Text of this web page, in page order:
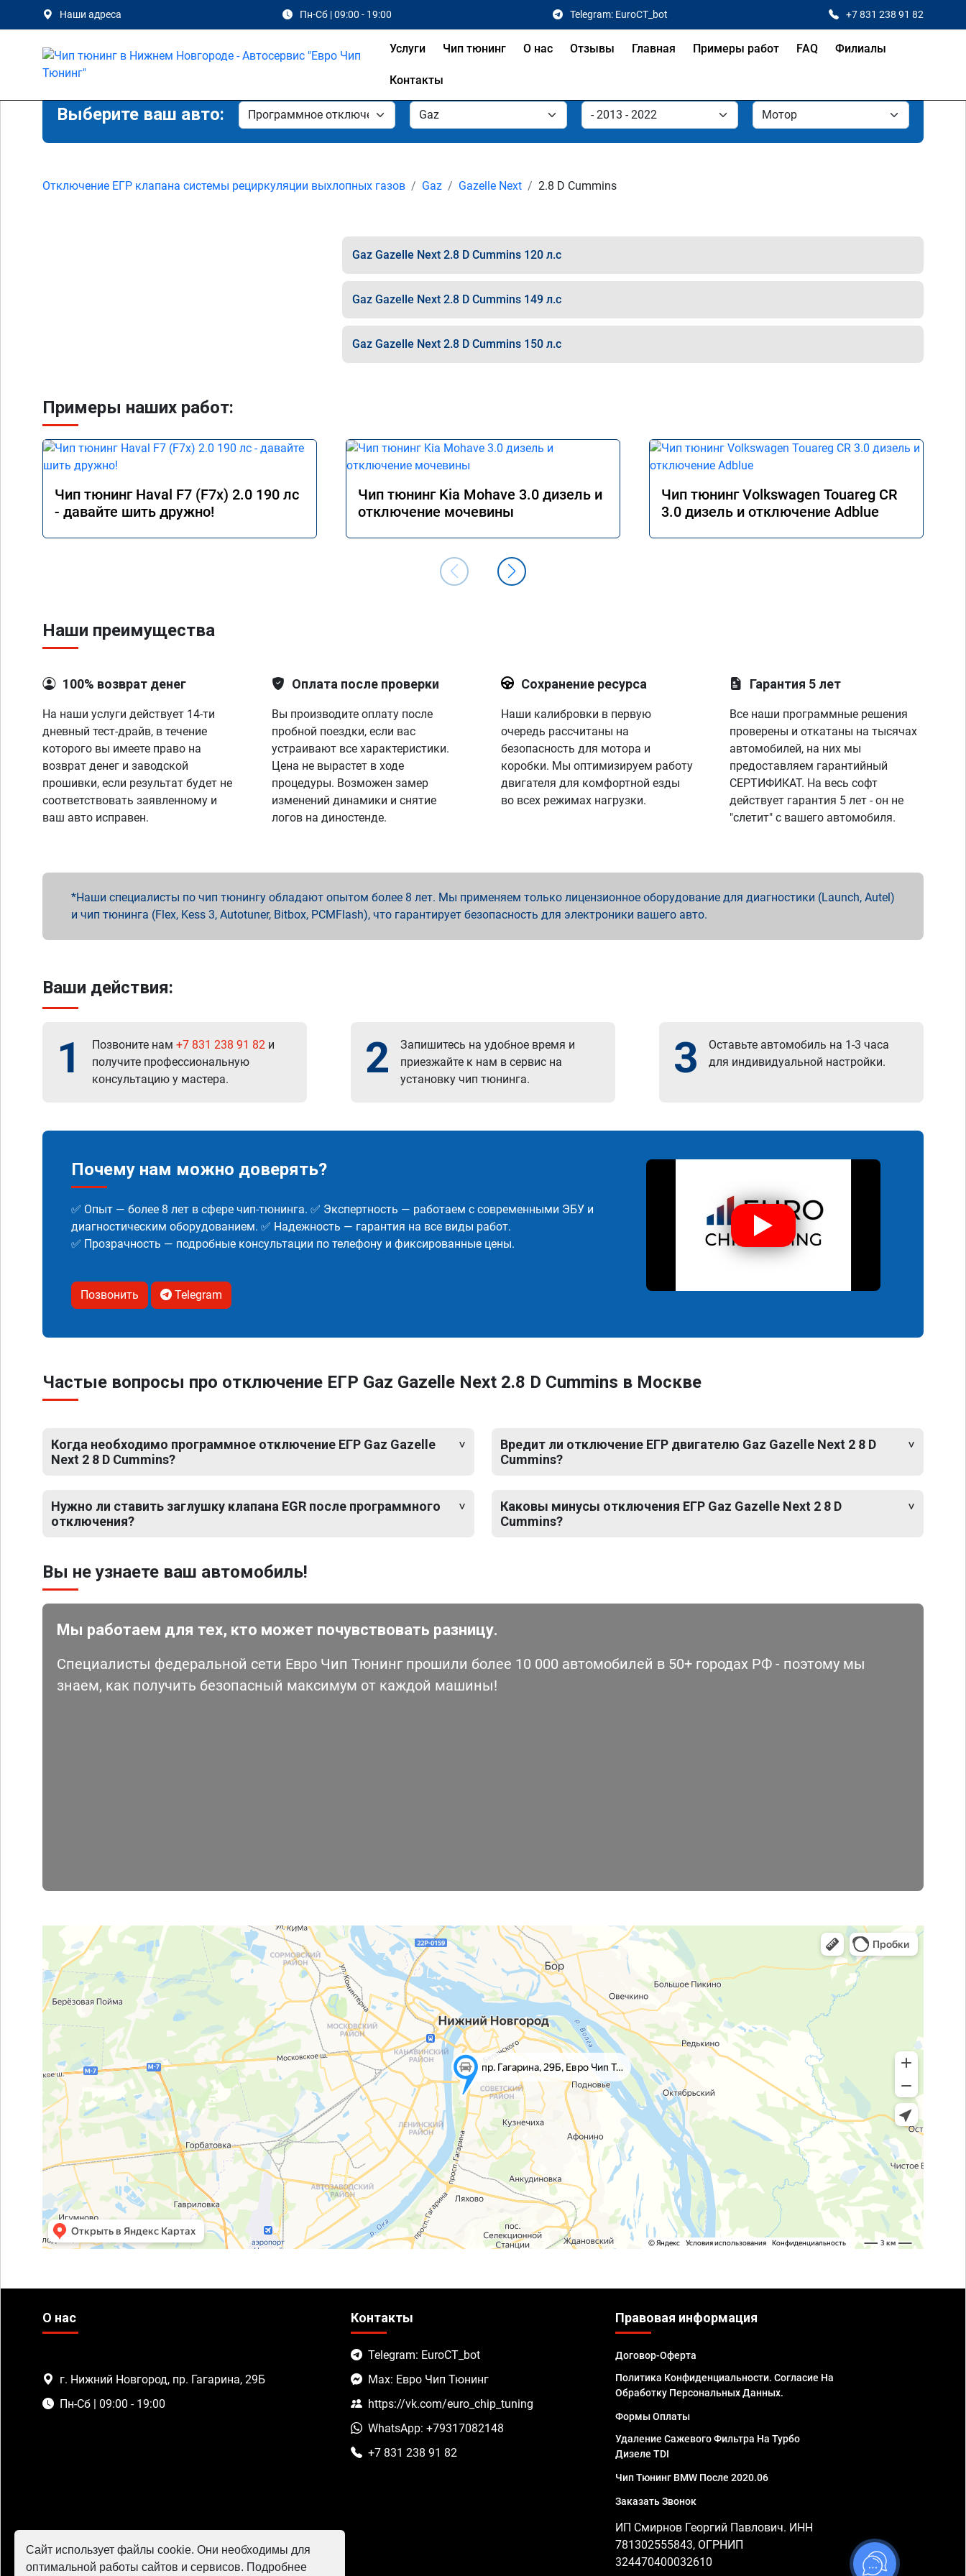
Наши адреса Пн-Сб | 09:00 - 19:00 Telegram: EuroCT_bot +7 831 238 91 82
Услуги Чип тюнинг О нас Отзывы Главная Примеры работ FAQ Филиалы
Контакты
Выберите ваш авто:
Отключение ЕГР клапана системы рециркуляции выхлопных газов Gaz Gazelle Next 2.8 D Cummins
Gaz Gazelle Next 2.8 D Cummins 120 л.с
Gaz Gazelle Next 2.8 D Cummins 149 л.с
Gaz Gazelle Next 2.8 D Cummins 150 л.с
Примеры наших работ:
Чип тюнинг Haval F7 (F7x) 2.0 190 лс
- давайте шить дружно!
Чип тюнинг Kia Mohave 3.0 дизель и
отключение мочевины
Чип тюнинг Volkswagen Touareg CR
3.0 дизель и отключение Adblue
Наши преимущества
100% возврат денег
На наши услуги действует 14-ти
дневный тест-драйв, в течение
которого вы имеете право на
возврат денег и заводской
прошивки, если результат будет не
соответствовать заявленному и
ваш авто исправен.
Оплата после проверки
Вы производите оплату после
пробной поездки, если вас
устраивают все характеристики.
Цена не вырастет в ходе
процедуры. Возможен замер
изменений динамики и снятие
логов на диностенде.
Сохранение ресурса
Наши калибровки в первую
очередь рассчитаны на
безопасность для мотора и
коробки. Мы оптимизируем работу
двигателя для комфортной езды
во всех режимах нагрузки.
Гарантия 5 лет
Все наши программные решения
проверены и откатаны на тысячах
автомобилей, на них мы
предоставляем гарантийный
СЕРТИФИКАТ. На весь софт
действует гарантия 5 лет - он не
"слетит" с вашего автомобиля.
Наши специалисты по чип тюнингу обладают опытом более 8 лет. Мы применяем только лицензионное оборудование для диагностики (Launch, Autel)
и чип тюнинга (Flex, Kess 3, Autotuner, Bitbox, PCMFlash), что гарантирует безопасность для электроники вашего авто.
Ваши действия:
1 Позвоните нам +7 831 238 91 82 и
получите профессиональную
консультацию у мастера.
2
Запишитесь на удобное время и
приезжайте к нам в сервис на
установку чип тюнинга.
3
Оставьте автомобиль на 1-3 часа
для индивидуальной настройки.
Почему нам можно доверять?
✅ Опыт — более 8 лет в сфере чип-тюнинга. ✅ Экспертность — работаем с современными ЭБУ и
диагностическим оборудованием. ✅ Надежность — гарантия на все виды работ.
✅ Прозрачность — подробные консультации по телефону и фиксированные цены.
Позвонить Telegram
Частые вопросы про отключение ЕГР Gaz Gazelle Next 2.8 D Cummins в Москве
Когда необходимо программное отключение ЕГР Gaz Gazelle
Next 2 8 D Cummins?
Нужно ли ставить заглушку клапана EGR после программного
отключения?
Вредит ли отключение ЕГР двигателю Gaz Gazelle Next 2 8 D
Cummins?
Каковы минусы отключения ЕГР Gaz Gazelle Next 2 8 D
Cummins?
Вы не узнаете ваш автомобиль!
Мы работаем для тех, кто может почувствовать разницу.
Специалисты федеральной сети Евро Чип Тюнинг прошили более 10 000 автомобилей в 50+ городах РФ - поэтому мы
знаем, как получить безопасный максимум от каждой машины!
О нас
г. Нижний Новгород, пр. Гагарина, 29Б
Пн-Сб | 09:00 - 19:00
Контакты
Telegram: EuroCT_bot
Max: Евро Чип Тюнинг
https://vk.com/euro_chip_tuning
WhatsApp: +79317082148
+7 831 238 91 82
Правовая информация
Договор-Оферта
Политика Конфиденциальности. Согласие На
Обработку Персональных Данных.
Формы Оплаты
Удаление Сажевого Фильтра На Турбо
Дизеле TDI
Чип Тюнинг BMW После 2020.06
Заказать Звонок
ИП Смирнов Георгий Павлович. ИНН
781302555843, ОГРНИП
324470400032610
Сайт использует файлы cookie. Они необходимы для
оптимальной работы сайтов и сервисов. Подробнее